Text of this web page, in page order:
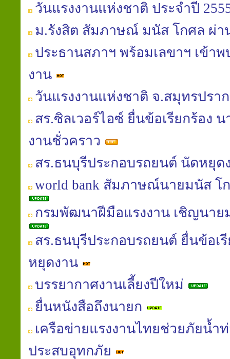
วันแรงงานแห่งชาติ ประจำปี
ม.รังสิต สัมภาษณ์ มนัส โกศล ผ่า
ประธานสภาฯ พร้อมเลขาฯ เข้า
งาน
วันแรงงานแห่งชาติ จ.สมุทรปรา
สร.ซิลเวอร์ไอซ์ ยื่นข้อเรียกร้อง
งานชั่วคราว
สร.ธนบุรีประกอบรถยนต์ นัดหยุด
world bank สัมภาษณ์นายมนัส โ
กรมพัฒนาฝีมือแรงงาน เชิญนาย
สร.ธนบุรีประกอบรถยนต์ ยื่นข้อเ
หยุดงาน
บรรยากาศงานเลี้ยงปีใหม่
ยื่นหนังสือถึงนายก
เครือข่ายแรงงานไทยช่วยภัยน้ำ
ประสบอุทกภัย